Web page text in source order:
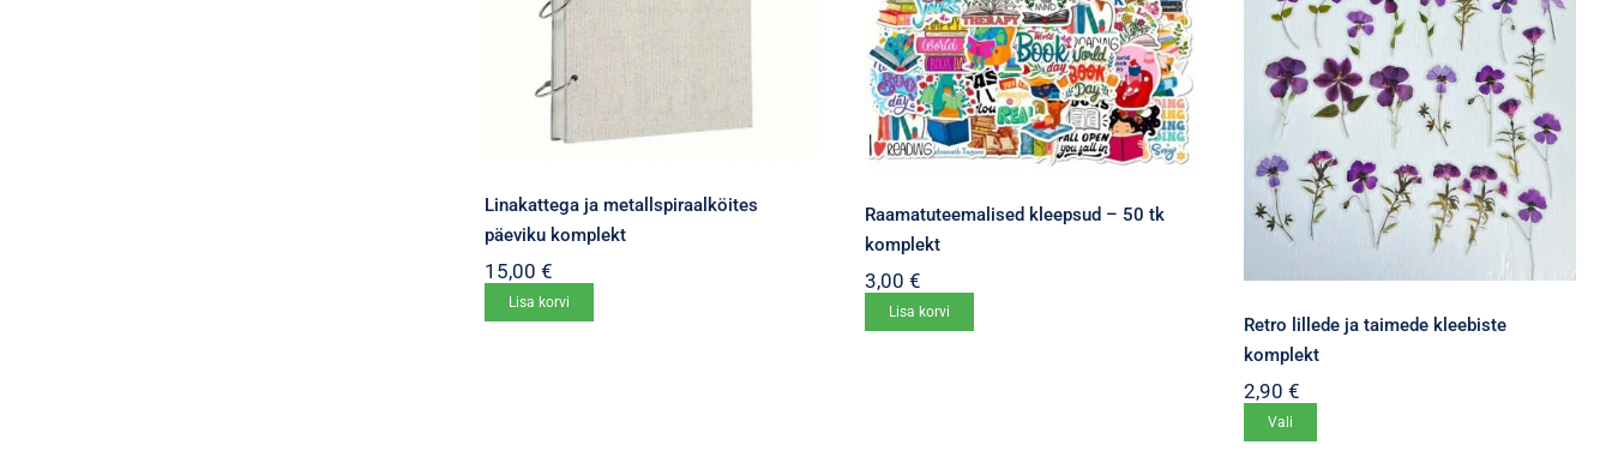
Linakattega ja metallspiraalköites
päeviku komplekt
15,00 €
Lisa korvi
Raamatuteemalised kleepsud – 50 tk
komplekt
3,00 €
Lisa korvi
Retro lillede ja taimede kleebiste
komplekt
2,90€
Vali